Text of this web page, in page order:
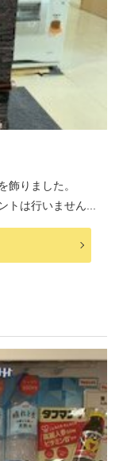
飾りました。
トは行いません...